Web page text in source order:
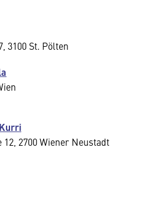
3100 St. Pölten
2700 Wiener Neustadt